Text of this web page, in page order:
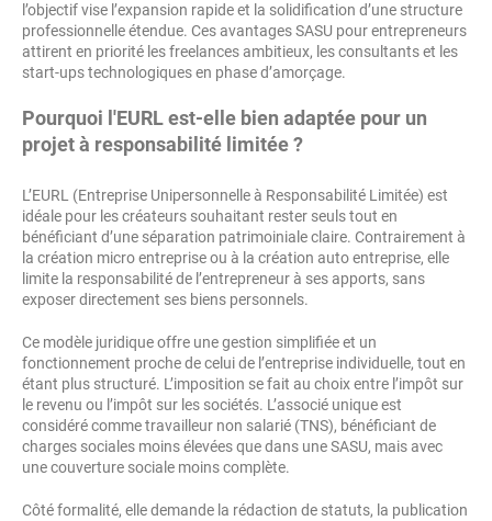
l’objectif vise l’expansion rapide et la solidification d’une structure
professionnelle étendue. Ces avantages SASU pour entrepreneurs
attirent en priorité les freelances ambitieux, les consultants et les
start-ups technologiques en phase d’amorçage.
Pourquoi l'EURL est-elle bien adaptée pour un
projet à responsabilité limitée ?
L’EURL (Entreprise Unipersonnelle à Responsabilité Limitée) est
idéale pour les créateurs souhaitant rester seuls tout en
bénéficiant d’une séparation patrimoiniale claire. Contrairement à
la création micro entreprise ou à la création auto entreprise, elle
limite la responsabilité de l’entrepreneur à ses apports, sans
exposer directement ses biens personnels.
Ce modèle juridique offre une gestion simplifiée et un
fonctionnement proche de celui de l’entreprise individuelle, tout en
étant plus structuré. L’imposition se fait au choix entre l’impôt sur
le revenu ou l’impôt sur les sociétés. L’associé unique est
considéré comme travailleur non salarié (TNS), bénéficiant de
charges sociales moins élevées que dans une SASU, mais avec
une couverture sociale moins complète.
Côté formalité, elle demande la rédaction de statuts, la publication